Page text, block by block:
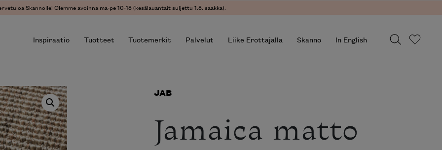
Skannolle! Olemme avoinna ma-pe 10-18 (kesälauantait suljettu 1.8. saakka).
Inspiraatio Tuotteet Tuotemerkit Palvelut Liike Erottajalla Skanno In English
results. JAB
Jamaica matto